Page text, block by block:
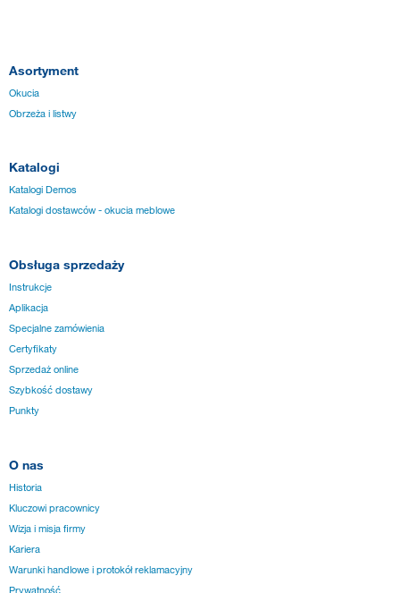
Asortyment
Okucia
Obrzeża i listwy
Katalogi
Katalogi Demos
Katalogi dostawców - okucia meblowe
Obsługa sprzedaży
Instrukcje
Aplikacja
Specjalne zamówienia
Certyfikaty
Sprzedaż online
Szybkość dostawy
Punkty
O nas
Historia
Kluczowi pracownicy
Wizja i misja firmy
Kariera
Warunki handlowe i protokół reklamacyjny
Prywatność